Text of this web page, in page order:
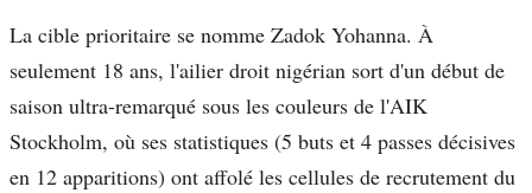
La cible prioritaire se nomme Zadok Yohanna. À
seulement 18 ans, l'ailier droit nigérian sort d'un début de
saison ultra-remarqué sous les couleurs de l'AIK
Stockholm, où ses statistiques (5 buts et 4 passes décisives
en 12 apparitions) ont affolé les cellules de recrutement du